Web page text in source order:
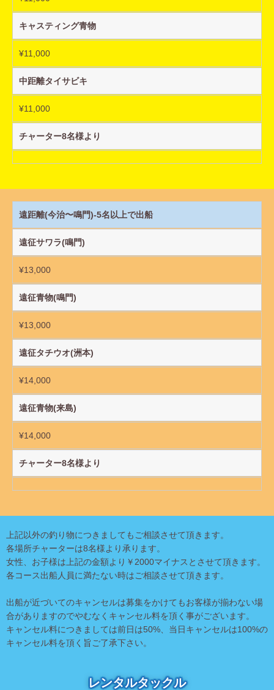
キャスティング青物
¥11,000
中距離タイサビキ
¥11,000
チャーター8名様より
遠距離(今治〜鳴門)-5名以上で出船
遠征サワラ(鳴門)
¥13,000
遠征青物(鳴門)
¥13,000
遠征タチウオ(洲本)
¥14,000
遠征青物(来島)
¥14,000
チャーター8名様より
上記以外の釣り物につきましてもご相談させて頂きます。
各場所チャーターは8名様より承ります。
女性、お子様は上記の金額より￥2000マイナスとさせて頂きます。
各コース出船人員に満たない時はご相談させて頂きます。
出船が近づいてのキャンセルは募集をかけてもお客様が揃わない場
合がありますのでやむなくキャンセル料を頂く事がございます。
キャンセル料につきましては前日は50%、当日キャンセルは100%の
キャンセル料を頂く旨ご了承下さい。
レンタルタックル